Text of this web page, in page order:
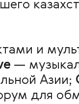
и
—
Азии;
для